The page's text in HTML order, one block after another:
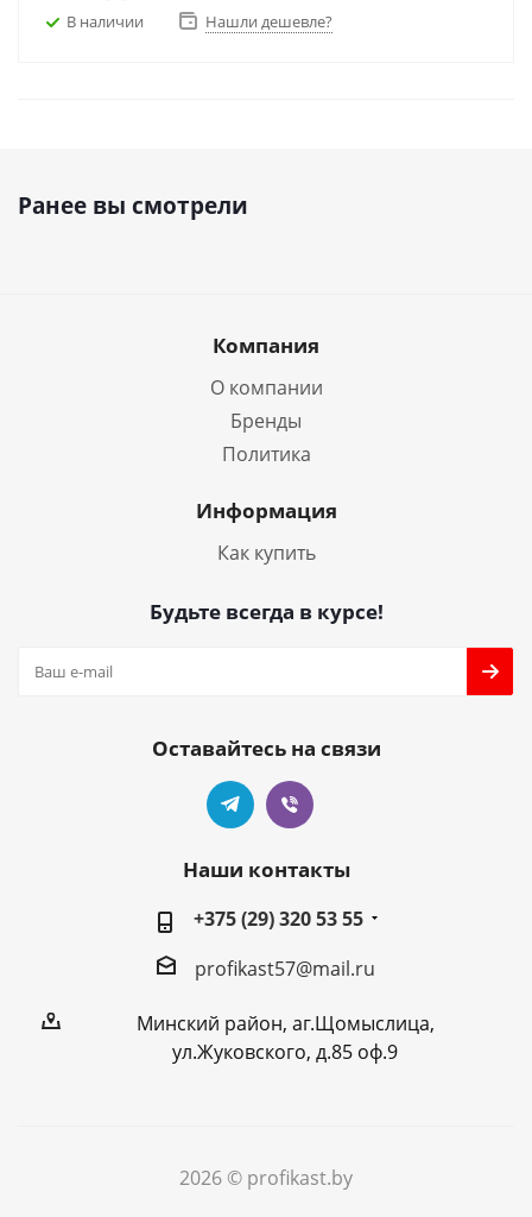
В наличии Нашли дешевле?
Ранее вы смотрели
Компания
О компании
Бренды
Политика
Информация
Как купить
Будьте всегда в курсе!
Оставайтесь на связи
Наши контакты
+375 (29) 320 53 55
profikast57@mail.ru
Минский район, аг.Щомыслица,
ул.Жуковского, д.85 оф.9
2026 © profikast.by